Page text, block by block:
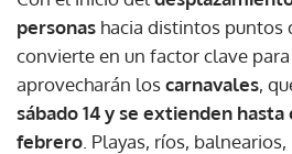
personas hacia distintos puntos
convierte en un factor clave
aprovecharán loscarnavales,
sábado 14 y se extienden hasta
febrero . Playas, ríos,